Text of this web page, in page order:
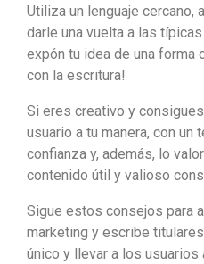
Utiliza un lenguaje cercano,
darle una vuelta a las
expón tu idea de una forma
con la escritura!
Si eres creativo y
usuario a tu manera, con un
confianza y, además, lo
contenido útil y valioso
Sigue estos consejos para
marketing y escribe
único y llevar a los usuarios